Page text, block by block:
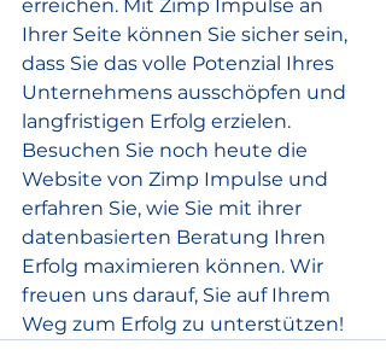
erreichen. Mit Zimp Impulse an
Ihrer Seite können Sie sicher sein,
dass Sie das volle Potenzial Ihres
Unternehmens ausschöpfen und
langfristigen Erfolg erzielen.
Besuchen Sie noch heute die
Website von Zimp Impulse und
erfahren Sie, wie Sie mit ihrer
datenbasierten Beratung Ihren
Erfolg maximieren können. Wir
freuen uns darauf, Sie auf Ihrem
Weg zum Erfolg zu unterstützen!